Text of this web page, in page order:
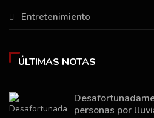
Entretenimiento
ÚLTIMAS NOTAS
personas por